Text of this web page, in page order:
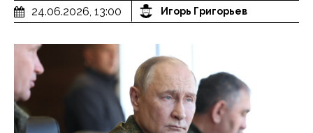
24.06.2026, 13:00 Игорь Григорьев